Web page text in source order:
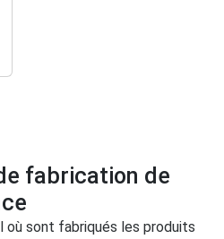
fabrication de
où sont fabriqués les produits